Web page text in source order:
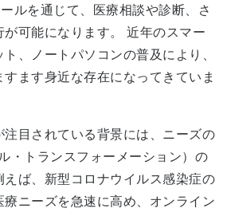
ルを通じて、医療相談や診断、さ
が可能になります。 近年のスマー
ト、ノートパソコンの普及により、
ます身近な存在になってきていま
目されている背景には、ニーズの
・トランスフォーメーション）の
えば、新型コロナウイルス感染症の
ニーズを急速に高め、オンライン